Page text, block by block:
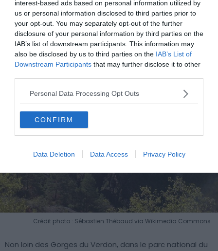
interest-based ads based on personal information utilized by
us or personal information disclosed to third parties prior to
your opt-out. You may separately opt-out of the further
disclosure of your personal information by third parties on the
IAB’s list of downstream participants. This information may
also be disclosed by us to third parties on the IAB’s List of
Downstream Participants that may further disclose it to other
Personal Data Processing Opt Outs
CONFIRM
Data Deletion Data Access Privacy Policy
Un snack se trouve à 50 mètres du pont
Le pont de la Mariée
Crédit photo : Sébastien Thébaud via Wikimedia Commons
Non loin des Gorges du Verdon, dans le parc national du